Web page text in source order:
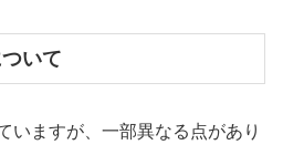
いて
いますが、一部異なる点があり